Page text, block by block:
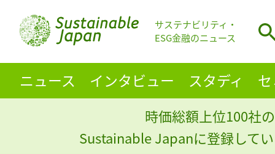
サステナビリティ・
ESG金融のニュース
ニュース インタビュー スタディ
時価総額上位100社
Sustainable Japanに登録して